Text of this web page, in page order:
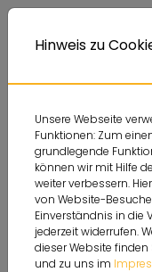
Deutsche
Hinweis zu
Unsere Webseite
Funktionen: Zum
grundlegende
können wir mit Hilfe
weiter verbessern.
von Website-
Einverständnis in die
jederzeit widerrufen.
dieser Website finden
und zu uns im